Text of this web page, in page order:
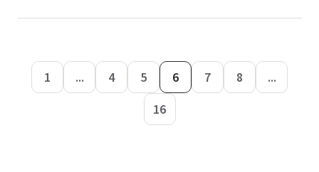
1 ... 4 5 6 7 8
...
16